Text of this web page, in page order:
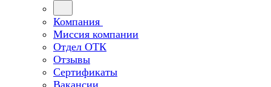
Компания
Миссия компании
Отдел ОТК
Отзывы
Сертификаты
Вакансии